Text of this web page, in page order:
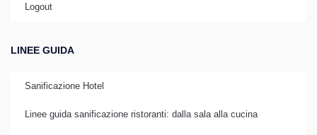
Logout
LINEE GUIDA
Sanificazione Hotel
Linee guida sanificazione ristoranti: dalla sala alla cucina